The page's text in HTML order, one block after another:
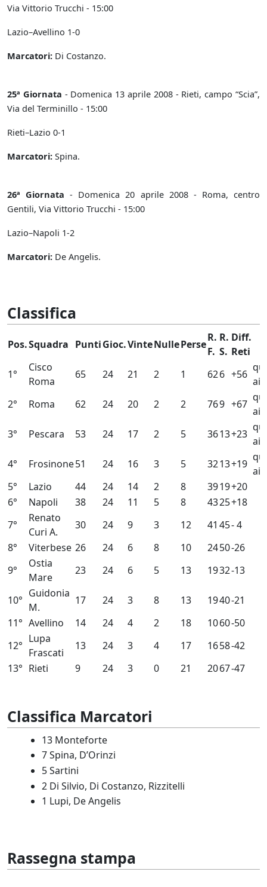
Via Vittorio Trucchi - 15:00
Lazio–Avellino 1-0
Marcatori: Di Costanzo.
25ª Giornata - Domenica 13 aprile 2008 - Rieti, campo “Scia”,
Via del Terminillo - 15:00
Rieti–Lazio 0-1
Marcatori: Spina.
26ª Giornata - Domenica 20 aprile 2008 - Roma, centro
Gentili, Via Vittorio Trucchi - 15:00
Lazio–Napoli 1-2
Marcatori: De Angelis.
Classifica
Pos.Squadra PuntiGioc.VinteNullePerse
R.
F.
R.
S.
Diff.
Reti
1°
Cisco
Roma
65 24 21 2 1 626 +56
ai
2°
Roma 62 24 20 2 2 769 +67
ai
3°
Pescara 53 24 17 2 5 3613+23
ai
4°
Frosinone51 24 16 3 5 3213+19
ai
5°
Lazio 44 24 14 2 8 3919+20
6°
Napoli 38 24 11 5 8 4325+18
7°
Renato
Curi A.
30 24 9 3 12 41 45- 4
8°
Viterbese 26 24 6 8 10 2450-26
9°
Ostia
Mare
23 24 6 5 13 1932-13
10°
Guidonia
M.
17 24 3 8 13 1940-21
11° Avellino 14 24 4 2 18 1060-50
12°
Lupa
Frascati
13 24 3 4 17 1658-42
13° Rieti 9 24 3 0 21 2067-47
Classifica Marcatori
13 Monteforte
7 Spina, D’Orinzi
5 Sartini
2 Di Silvio, Di Costanzo, Rizzitelli
1 Lupi, De Angelis
Rassegna stampa